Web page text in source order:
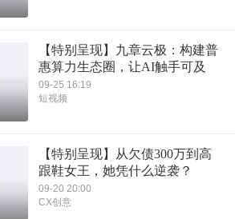
【特别呈现】九章云极：构建普
惠算力生态圈，让AI触手可及
09-25 16:19
短视频
【特别呈现】从欠债300万到高
跟鞋女王，她凭什么逆袭？
09-20 20:00
CX创意